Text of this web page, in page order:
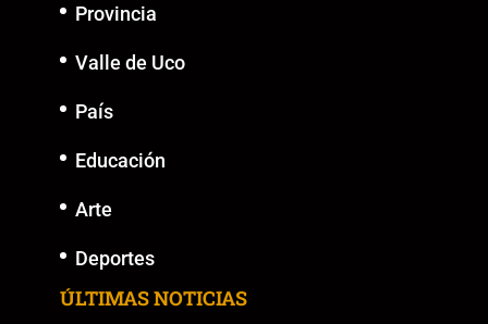
Provincia
Valle de Uco
País
Educación
Arte
Deportes
ÚLTIMAS NOTICIAS